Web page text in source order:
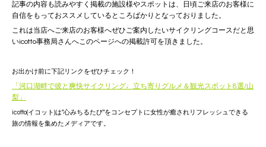
記事の内容も読みやすく掲載の施設様やスポットは、日頃ご来店のお客様に
自信をもっておススメしているところばかりとなっておりました。
これは当店へご来店のお客様へぜひご案内したいサイクリングコースだと思
いicotto事務局さんへこのページへの掲載許可を頂きました。
お出かけ前に下記リンクをぜひチェック！
「河口湖畔で彼と爽快サイクリング♩立ち寄りグルメ＆観光スポット8選/山
梨」
icotto(イコット)は"心みちるたび"をコンセプトに女性が癒されリフレッシュできる
旅の情報を集めたメディアです。